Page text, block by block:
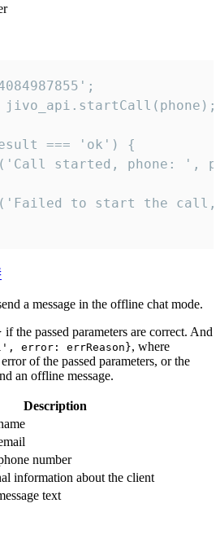
=== 'ok') {
started, phone: ',
to start the
a message in the offline chat mode.
if the passed parameters are correct. And
errReason}, where
of the passed parameters, or the
an offline message.
Description
number
information about the client
text